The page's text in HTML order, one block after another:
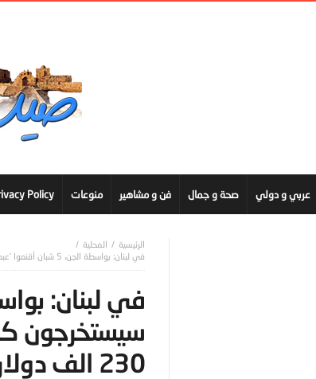
عربي و دولي صحة و جمال فن و مشاهير منوعات Policy
المحلية
في لبنان: بواسطة الجن، 5 شبان أقنعوا ‘عبدالله’ أنهم سيستخرجون كنوز الذهب من أرضه… أخذوا منه أكثر من 230 الف دولار ثمن بخور وغيره.. اليكم ما حصل !!
سيستخرجون
230 الف دولار ثمن بخور وغيره.. اليكم ما حصل !!